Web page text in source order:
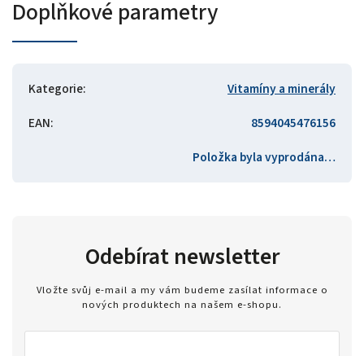
Doplňkové parametry
Kategorie:
Vitamíny a minerály
EAN:
8594045476156
Položka byla vyprodána…
Odebírat newsletter
Vložte svůj e-mail a my vám budeme zasílat informace o
nových produktech na našem e-shopu.